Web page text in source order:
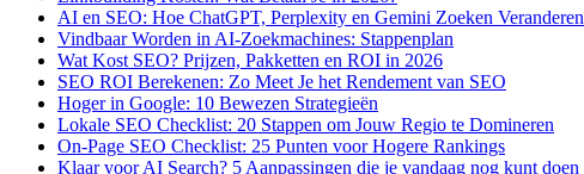
AI en SEO: Hoe ChatGPT, Perplexity en Gemini Zoeken Veranderen
Vindbaar Worden in AI-Zoekmachines: Stappenplan
Wat Kost SEO? Prijzen, Pakketten en ROI in 2026
SEO ROI Berekenen: Zo Meet Je het Rendement van SEO
Hoger in Google: 10 Bewezen Strategieën
Lokale SEO Checklist: 20 Stappen om Jouw Regio te Domineren
On-Page SEO Checklist: 25 Punten voor Hogere Rankings
Klaar voor AI Search? 5 Aanpassingen die je vandaag nog kunt doen